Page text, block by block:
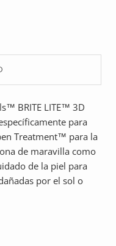
BRITE LITE™ 3D
para
Treatment™ para la
de maravilla como
de la piel para
por el sol o